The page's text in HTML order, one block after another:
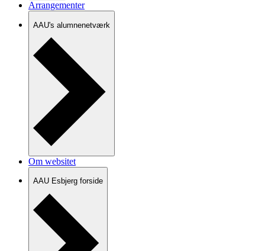
Arrangementer
AAU's alumnenetværk
Om websitet
AAU Esbjerg forside